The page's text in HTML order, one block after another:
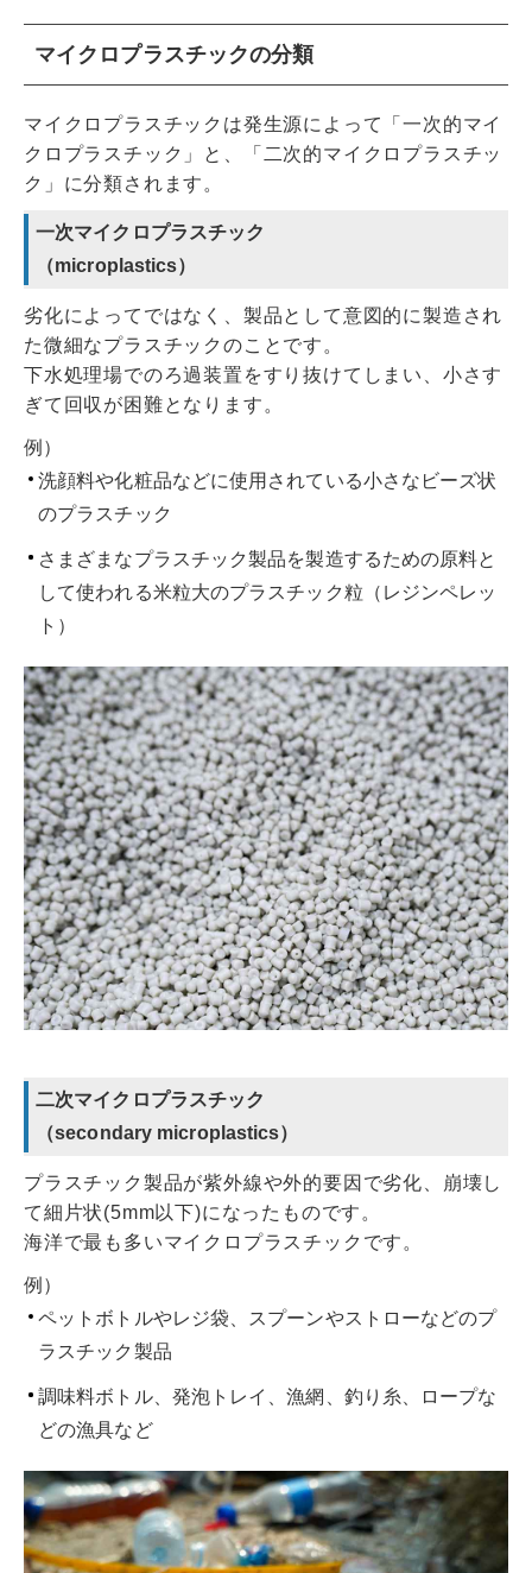
マイクロプラスチックの分類
マイクロプラスチックは発生源によって「一次的マイ
クロプラスチック」と、「二次的マイクロプラスチッ
ク」に分類されます。
一次マイクロプラスチック
（microplastics）
劣化によってではなく、製品として意図的に製造され
た微細なプラスチックのことです。
下水処理場でのろ過装置をすり抜けてしまい、小さす
ぎて回収が困難となります。
例）
洗顔料や化粧品などに使用されている小さなビーズ状
のプラスチック
さまざまなプラスチック製品を製造するための原料と
して使われる米粒大のプラスチック粒（レジンペレッ
ト）
二次マイクロプラスチック
（secondary microplastics）
プラスチック製品が紫外線や外的要因で劣化、崩壊し
て細片状(5mm以下)になったものです。
海洋で最も多いマイクロプラスチックです。
例）
ペットボトルやレジ袋、スプーンやストローなどのプ
ラスチック製品
調味料ボトル、発泡トレイ、漁網、釣り糸、ロープな
どの漁具など